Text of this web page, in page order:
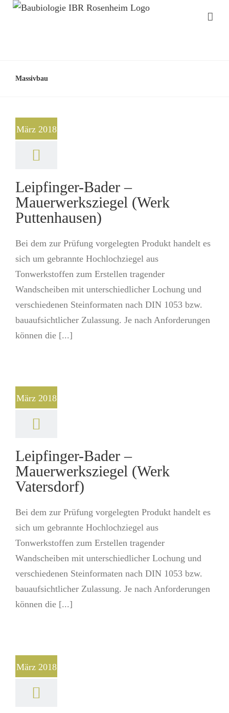
Massivbau
März 2018
Leipfinger-Bader –
Mauerwerksziegel (Werk
Puttenhausen)
Bei dem zur Prüfung vorgelegten Produkt handelt es
sich um gebrannte Hochlochziegel aus
Tonwerkstoffen zum Erstellen tragender
Wandscheiben mit unterschiedlicher Lochung und
verschiedenen Steinformaten nach DIN 1053 bzw.
bauaufsichtlicher Zulassung. Je nach Anforderungen
können die [...]
März 2018
Leipfinger-Bader –
Mauerwerksziegel (Werk
Vatersdorf)
Bei dem zur Prüfung vorgelegten Produkt handelt es
sich um gebrannte Hochlochziegel aus
Tonwerkstoffen zum Erstellen tragender
Wandscheiben mit unterschiedlicher Lochung und
verschiedenen Steinformaten nach DIN 1053 bzw.
bauaufsichtlicher Zulassung. Je nach Anforderungen
können die [...]
März 2018